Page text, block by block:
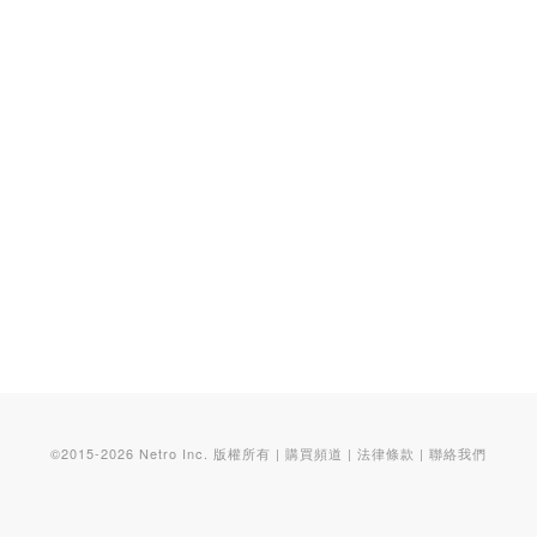
©2015-2026 Netro Inc. 版權所有 | 購買頻道 | 法律條款 | 聯絡我們